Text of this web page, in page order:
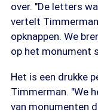
over. "De letters
vertelt
opknappen. We
op het monument
Het is een drukke
Timmerman. "We
van monumenten